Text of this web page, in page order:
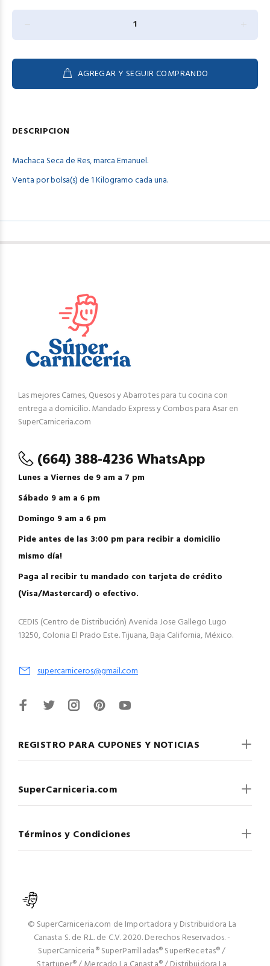
AGREGAR Y SEGUIR COMPRANDO
DESCRIPCION
Machaca Seca de Res, marca Emanuel.
Venta por bolsa(s) de 1 Kilogramo cada una.
Las mejores Carnes, Quesos y Abarrotes para tu cocina con
entrega a domicilio. Mandado Express y Combos para Asar en
SuperCarniceria.com
(664) 388-4236 WhatsApp
Lunes a Viernes de 9 am a 7 pm
Sábado 9 am a 6 pm
Domingo 9 am a 6 pm
Pide antes de las 3:00 pm para recibir a domicilio
mismo día!
Paga al recibir tu mandado con tarjeta de crédito
(Visa/Mastercard) o efectivo.
CEDIS (Centro de Distribución) Avenida Jose Gallego Lugo
13250, Colonia El Prado Este. Tijuana, Baja California, México.
supercarniceros@gmail.com
REGISTRO PARA CUPONES Y NOTICIAS
SuperCarniceria.com
Términos y Condiciones
© SuperCarniceria.com de Importadora y Distribuidora La
Canasta S. de R.L. de C.V. 2020. Derechos Reservados. -
SuperCarniceria® SuperParrilladas® SuperRecetas® /